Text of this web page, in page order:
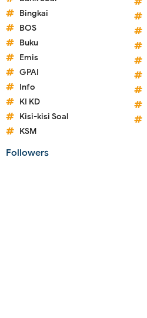
Bingkai
BOS
Buku
Emis
GPAI
Info
KI KD
Kisi-kisi Soal
KSM
Followers